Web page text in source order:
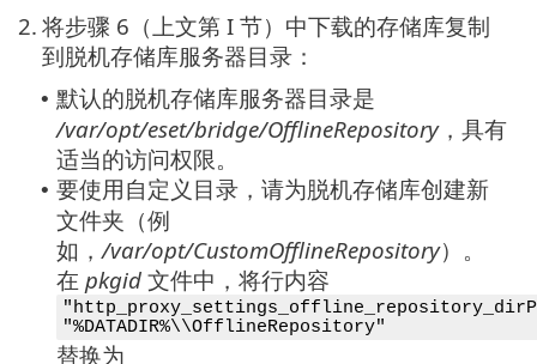
2. 将步骤 6（上文第 I 节）中下载的存储库复制
到脱机存储库服务器目录：
• 默认的脱机存储库服务器目录是
/var/opt/eset/bridge/OfflineRepository，具有
适当的访问权限。
• 要使用自定义目录，请为脱机存储库创建新
文件夹（例
如， /var/opt/CustomOfflineRepository）。
在 pkgid 文件中，将行内容
"%DATADIR%\\OfflineRepository"
替换为